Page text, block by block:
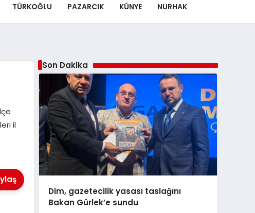
TÜRKOĞLU PAZARCIK KÜNYE NURHAK
il
Son Dakika
Dim, gazetecilik yasası taslağını
Bakan Gürlek’e sundu